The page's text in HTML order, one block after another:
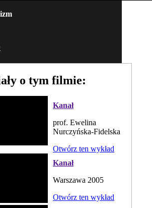
o tym filmie:
Kanał
prof. Ewelina
Nurczyńska-Fidelska
Otwórz ten wykład
Kanał
Warszawa 2005
Otwórz ten wykład